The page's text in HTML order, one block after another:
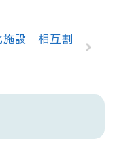
施設 相互割